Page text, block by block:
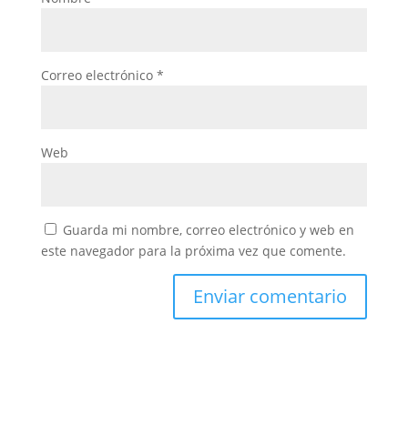
Correo electrónico *
Web
Guarda mi nombre, correo electrónico y web en
este navegador para la próxima vez que comente.